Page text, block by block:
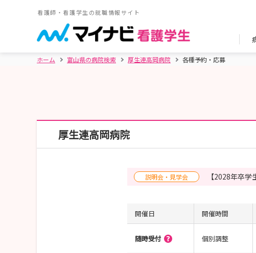
看護師・看護学生の就職情報サイト
ホーム 富山県の病院検索 厚生連高岡病院 各種予約・応募
厚生連高岡病院
説明会・見学会 【2028年卒
開催日 開催時間
随時受付 個別調整